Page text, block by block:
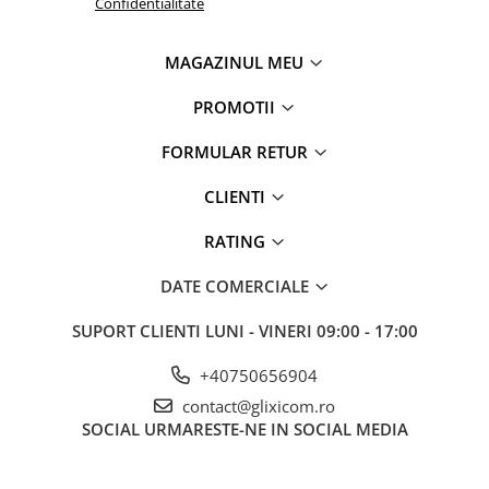
MAGAZINUL MEU
PROMOTII
FORMULAR RETUR
CLIENTI
RATING
DATE COMERCIALE
SUPORT CLIENTI LUNI - VINERI 09:00 - 17:00
+40750656904
contact@glixicom.ro
SOCIAL URMARESTE-NE IN SOCIAL MEDIA